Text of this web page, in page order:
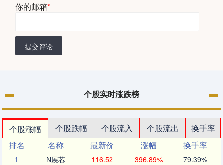
你的邮箱*
提交评论
个股实时涨跌榜
个股涨幅 个股跌幅 个股流入 个股流出
换手率
排名
名称 最新价 涨幅
换手率
1
N展芯 116.52 396.89% 79.39%